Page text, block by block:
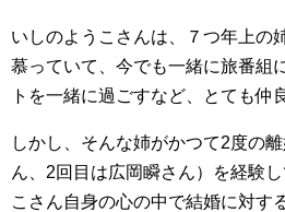
いしのようこさんは、７つ年上の
慕っていて、今でも一緒に旅番組
トを一緒に過ごすなど、とても仲
しかし、そんな姉がかつて2度の
ん、2回目は広岡瞬さん）を経験
こさん自身の心の中で結婚に対す